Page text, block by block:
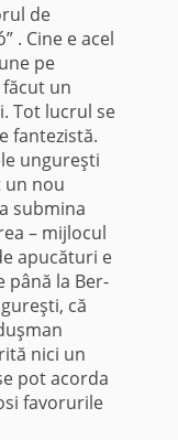
de
. Cine e acel
pe
un
Tot lucrul se
fantezistă.
ungureşti
un nou
submina
– mijlocul
apucături e
până la Ber­
că
nici un
pot acorda
favo­rurile